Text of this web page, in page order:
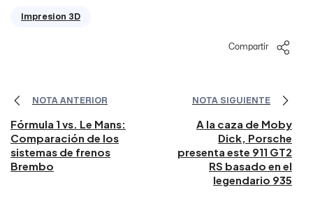
Impresion 3D
Compartir
NOTA ANTERIOR
Fórmula 1 vs. Le Mans:
Comparación de los
sistemas de frenos
Brembo
NOTA SIGUIENTE
A la caza de Moby
Dick, Porsche
presenta este 911 GT2
RS basado en el
legendario 935